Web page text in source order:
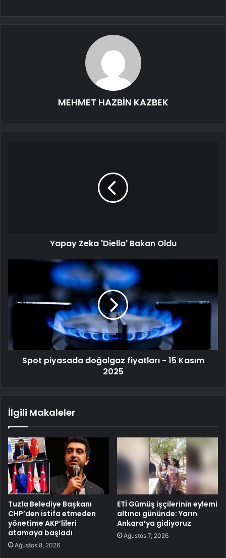
MEHMET HAZBİN KAZBEK
Yapay Zeka 'Diella' Bakan Oldu
Spot piyasada doğalgaz fiyatları - 15 Kasım
2025
İlgili Makaleler
Tuzla Belediye Başkanı
CHP’den istifa etmeden
yönetime AKP’lileri
atamaya başladı
Ağustos 8, 2026
ETİ Gümüş işçilerinin eylemi
altıncı gününde: Yarın
Ankara’ya gidiyoruz
Ağustos 7, 2026